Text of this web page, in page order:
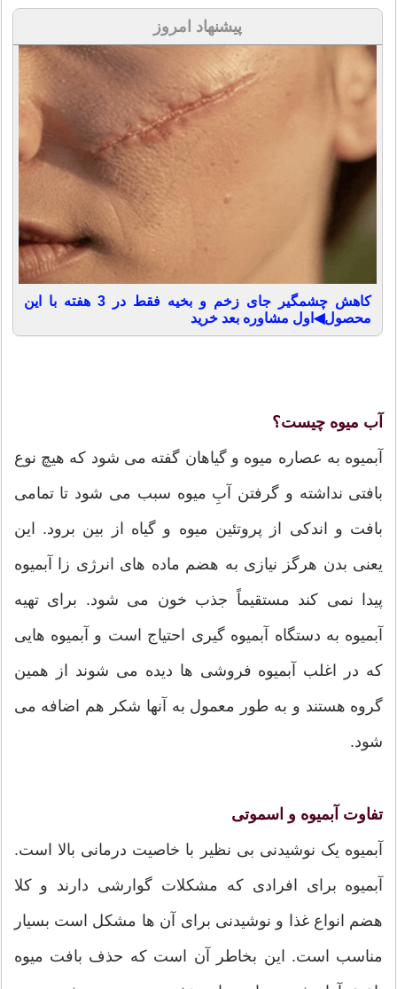
پیشنهاد امروز
کاهش چشمگیر جای زخم و بخیه فقط در 3 هفته با این
محصول◀اول مشاوره بعد خرید
آب میوه چیست؟
آبمیوه به عصاره میوه و گیاهان گفته می شود که هیچ نوع
بافتی نداشته و گرفتن آبِ میوه سبب می شود تا تمامی
بافت و اندکی از پروتئین میوه و گیاه از بین برود. این
یعنی بدن هرگز نیازی به هضم ماده های انرژی زا آبمیوه
پیدا نمی کند مستقیماً جذب خون می شود. برای تهیه
آبمیوه به دستگاه آبمیوه گیری احتیاج است و آبمیوه هایی
که در اغلب آبمیوه فروشی ها دیده می شوند از همین
گروه هستند و به طور معمول به آنها شکر هم اضافه می
شود.
تفاوت آبمیوه و اسموتی
آبمیوه یک نوشیدنی بی نظیر با خاصیت درمانی بالا است.
آبمیوه برای افرادی که مشکلات گوارشی دارند و کلا
هضم انواع غذا و نوشیدنی برای آن ها مشکل است بسیار
مناسب است. این بخاطر آن است که حذف بافت میوه